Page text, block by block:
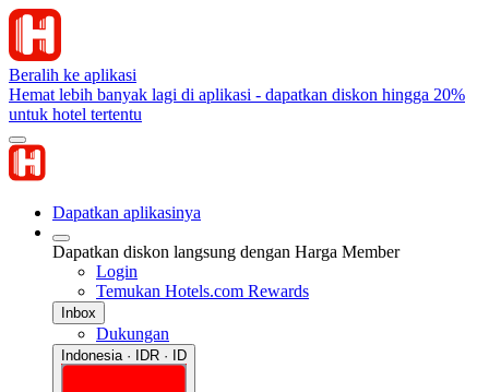
Beralih ke aplikasi
Hemat lebih banyak lagi di aplikasi - dapatkan diskon hingga 20%
untuk hotel tertentu
Dapatkan aplikasinya
Dapatkan diskon langsung dengan Harga Member
Login
Temukan Hotels.com Rewards
Inbox
Dukungan
Indonesia · IDR · ID